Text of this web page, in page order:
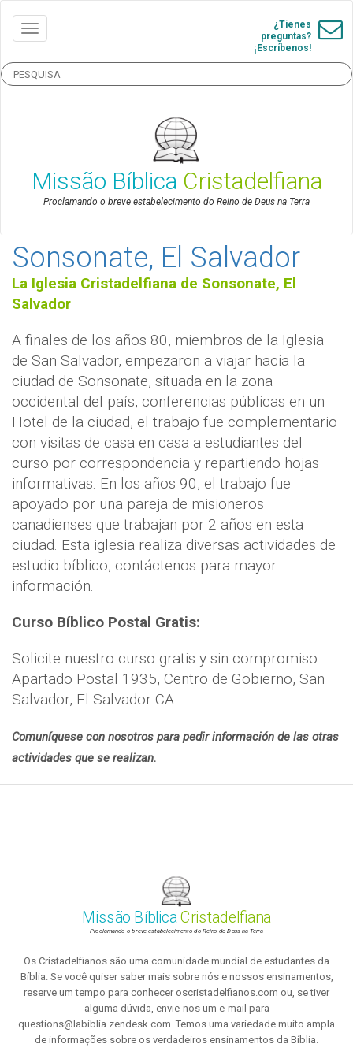
¿Tienes
preguntas?
¡Escríbenos!
Missão Bíblica Cristadelfiana
Proclamando o breve estabelecimento do Reino de Deus na Terra
Sonsonate, El Salvador
La Iglesia Cristadelfiana de Sonsonate, El
Salvador
A finales de los años 80, miembros de la Iglesia
de San Salvador, empezaron a viajar hacia la
ciudad de Sonsonate, situada en la zona
occidental del país, conferencias públicas en un
Hotel de la ciudad, el trabajo fue complementario
con visitas de casa en casa a estudiantes del
curso por correspondencia y repartiendo hojas
informativas. En los años 90, el trabajo fue
apoyado por una pareja de misioneros
canadienses que trabajan por 2 años en esta
ciudad. Esta iglesia realiza diversas actividades de
estudio bíblico, contáctenos para mayor
información.
Curso Bíblico Postal Gratis:
Solicite nuestro curso gratis y sin compromiso:
Apartado Postal 1935, Centro de Gobierno, San
Salvador, El Salvador CA
Comuníquese con nosotros para pedir información de las otras
actividades que se realizan.
Missão BíblicaCristadelfiana
Proclamando o breve estabelecimento do Reino de Deus na Terra
Os Cristadelfianos são uma comunidade mundial de estudantes da
Bíblia. Se você quiser saber mais sobre nós e nossos ensinamentos,
reserve um tempo para conhecer oscristadelfianos.com ou, se tiver
alguma dúvida, envie-nos um e-mail para
questions@labiblia.zendesk.com. Temos uma variedade muito ampla
de informações sobre os verdadeiros ensinamentos da Bíblia.